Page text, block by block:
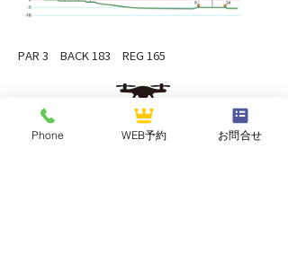
PAR 3 BACK 183 REG 165
ドローンでみる
Phone WEB予約 お問合せ